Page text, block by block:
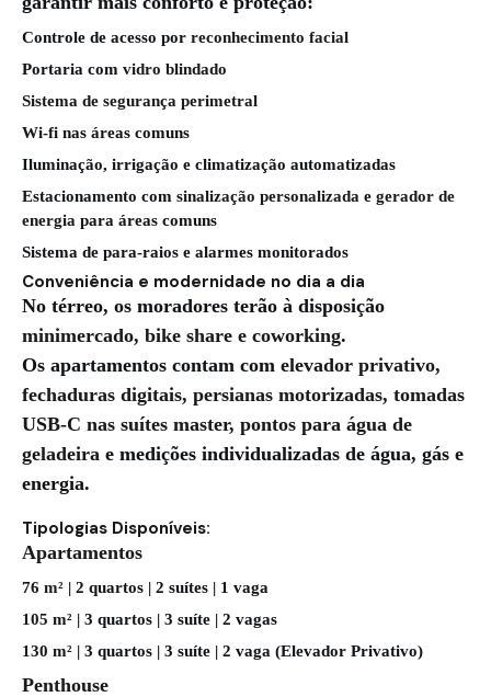
Controle de acesso por reconhecimento facial
Portaria com vidro blindado
Sistema de segurança perimetral
Wi-fi nas áreas comuns
Iluminação, irrigação e climatização automatizadas
Estacionamento com sinalização personalizada e gerador de
energia para áreas comuns
Sistema de para-raios e alarmes monitorados
Conveniência e modernidade no dia a dia
No térreo, os moradores terão à disposição
minimercado, bike share e coworking.
Os apartamentos contam com elevador privativo,
fechaduras digitais, persianas motorizadas, tomadas
USB-C nas suítes master, pontos para água de
geladeira e medições individualizadas de água, gás e
energia.
Tipologias Disponíveis:
Apartamentos
76 m² | 2 quartos | 2 suítes | 1 vaga
105 m² | 3 quartos | 3 suíte | 2 vagas
130 m² | 3 quartos | 3 suíte | 2 vaga (Elevador Privativo)
Penthouse